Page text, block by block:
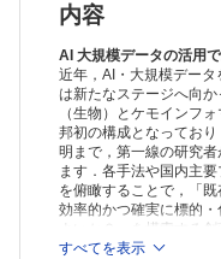
ら捉える細胞システム【
6. 「認知の律速」を突
る“次の一手”の自律的
奕，小澤陽介，柚木克之
7. 希少疾患の創薬標的
プトームの融合が拓く
8. 医療データを用いた
第2章 医薬品候補分子
Ⅰ．探索研究
1. 深層学習を用いた化
2. 構造化データ検索と
と創薬基盤技術への展望
3. 多層AI解析が加速す
内容
AI 大規模データの活用
近年，AI・大規模デー
は新たなステージへ向
（生物）とケモインフ
邦初の構成となってお
明まで，第一線の研究
ます．各手法や国内主
を俯瞰することで，「
効率的かつ確実に標的
よいか？」を模索する
となっています．
すべてを表示